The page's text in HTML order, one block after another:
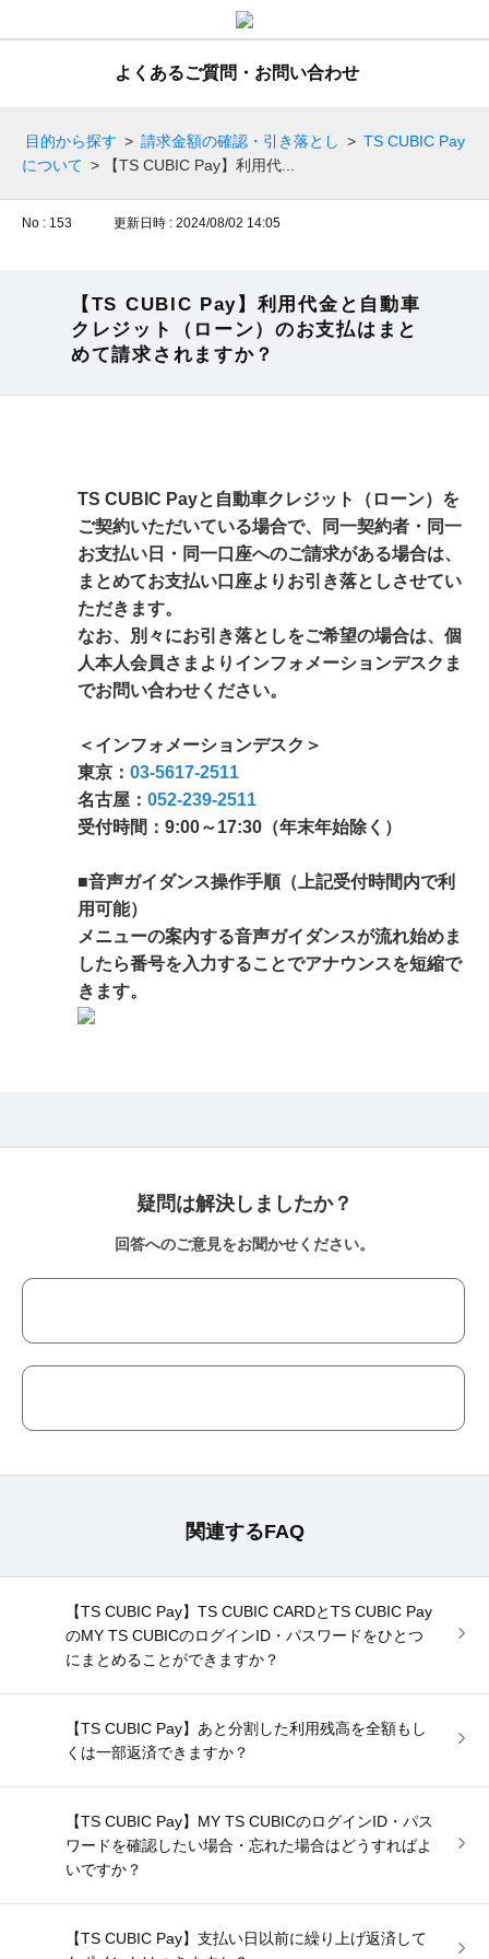
よくあるご質問・お問い合わせ
目的から探す > 請求金額の確認・引き落とし > TS CUBIC Pay
について > 【TS CUBIC Pay】利用代...
No : 153 更新日時 : 2024/08/02 14:05
【TS CUBIC Pay】利用代金と自動車
クレジット（ローン）のお支払はまと
めて請求されますか？
TS CUBIC Payと自動車クレジット（ローン）を
ご契約いただいている場合で、同一契約者・同一
お支払い日・同一口座へのご請求がある場合は、
まとめてお支払い口座よりお引き落としさせてい
ただきます。
なお、別々にお引き落としをご希望の場合は、個
人本人会員さまよりインフォメーションデスクま
でお問い合わせください。
＜インフォメーションデスク＞
東京： 03-5617-2511
名古屋： 052-239-2511
受付時間：9:00～17:30（年末年始除く）
■音声ガイダンス操作手順（上記受付時間内で利
用可能）
メニューの案内する音声ガイダンスが流れ始めま
したら番号を入力することでアナウンスを短縮で
きます。
疑問は解決しましたか？
回答へのご意見をお聞かせください。
関連するFAQ
【TS CUBIC Pay】TS CUBIC CARDとTS CUBIC Pay
のMY TS CUBICのログインID・パスワードをひとつ
にまとめることができますか？
【TS CUBIC Pay】あと分割した利用残高を全額もし
くは一部返済できますか？
【TS CUBIC Pay】MY TS CUBICのログインID・パス
ワードを確認したい場合・忘れた場合はどうすればよ
いですか？
【TS CUBIC Pay】支払い日以前に繰り上げ返済して